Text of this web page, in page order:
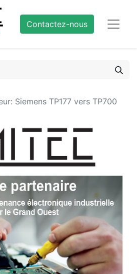
Contactez-nous
Siemens TP177 vers TP700